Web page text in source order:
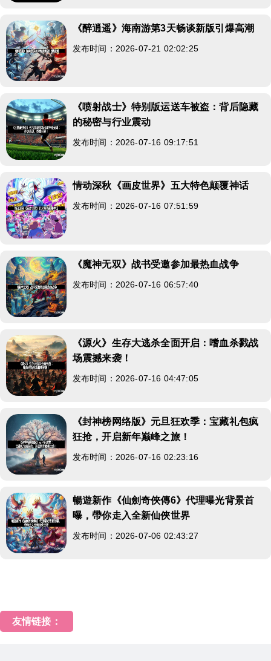
《醉逍遥》海南游第3天畅谈新版引爆高潮
发布时间：2026-07-21 02:02:25
《喷射战士》特别版运送车被盗：背后隐藏
的秘密与行业震动
发布时间：2026-07-16 09:17:51
情动深秋《画皮世界》五大特色颠覆神话
发布时间：2026-07-16 07:51:59
《魔神无双》战书受邀参加最热血战争
发布时间：2026-07-16 06:57:40
《源火》生存大逃杀全面开启：嗜血杀戮战
场震撼来袭！
发布时间：2026-07-16 04:47:05
《封神榜网络版》元旦狂欢季：宝藏礼包疯
狂抢，开启新年巅峰之旅！
发布时间：2026-07-16 02:23:16
暢遊新作《仙劍奇俠傳6》代理曝光背景首
曝，帶你走入全新仙俠世界
发布时间：2026-07-06 02:43:27
友情链接：